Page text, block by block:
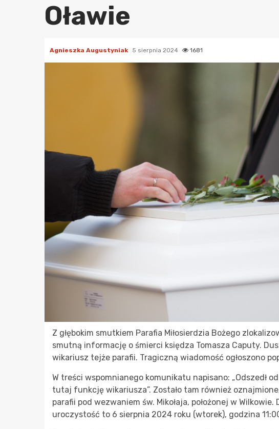
Oławie
Agnieszka Augustyniak 5 sierpnia 2024 1681
Z głębokim smutkiem Parafia Miłosierdzia Bożego
smutną informację o śmierci księdza Tomasza Caputy.
wikariusz tejże parafii. Tragiczną wiadomość ogłoszono
W treści wspomnianego komunikatu napisano: „Odszedł
tutaj funkcję wikariusza”. Zostało tam również
parafii pod wezwaniem św. Mikołaja, położonej w
uroczystość to 6 sierpnia 2024 roku (wtorek), godzina